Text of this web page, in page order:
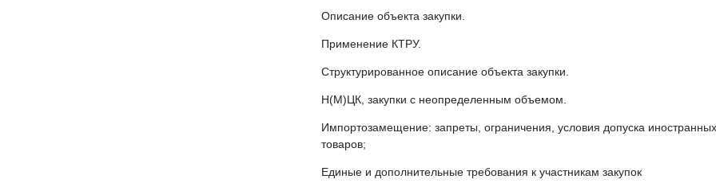
Описание объекта закупки.
Применение КТРУ.
Структурированное описание объекта закупки.
Н(М)ЦК, закупки с неопределенным объемом.
Импортозамещение: запреты, ограничения, условия допуска иностранных
товаров;
Единые и дополнительные требования к участникам закупок